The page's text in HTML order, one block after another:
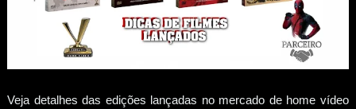
Veja detalhes das edições lançadas no mercado de home vídeo